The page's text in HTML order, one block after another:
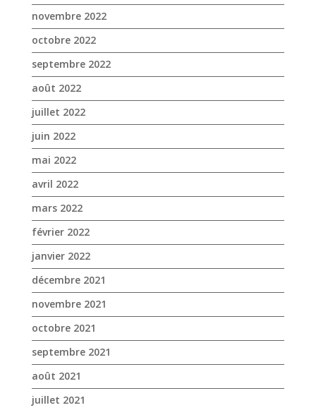
novembre 2022
octobre 2022
septembre 2022
août 2022
juillet 2022
juin 2022
mai 2022
avril 2022
mars 2022
février 2022
janvier 2022
décembre 2021
novembre 2021
octobre 2021
septembre 2021
août 2021
juillet 2021